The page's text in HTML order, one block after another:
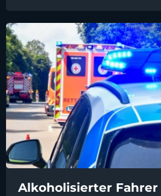
Alkoholisierter